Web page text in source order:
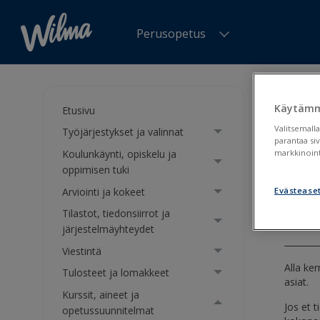
Perusopetus
Etusivu
Työjärjestykset ja valinnat
Koulunkäynti, opiskelu ja
oppimisen tuki
Arviointi ja kokeet
Tilastot, tiedonsiirrot ja
järjestelmäyhteydet
Viestintä
Tulosteet ja lomakkeet
Kurssit, aineet ja
opetussuunnitelmat
OPS
Alla
asiat.
Jos et
parantaa